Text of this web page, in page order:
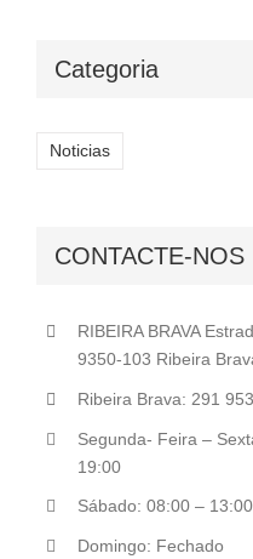
Categoria
Noticias
CONTACTE-NOS
RIBEIRA BRAVA
9350-103 Ribeira
Ribeira Brava: 291
Segunda- Feira –
19:00
Sábado: 08:00 – 13:00
Domingo: Fechado